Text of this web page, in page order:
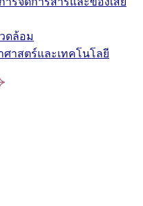
ดล้อม
ศาสตร์และเทคโนโลยี